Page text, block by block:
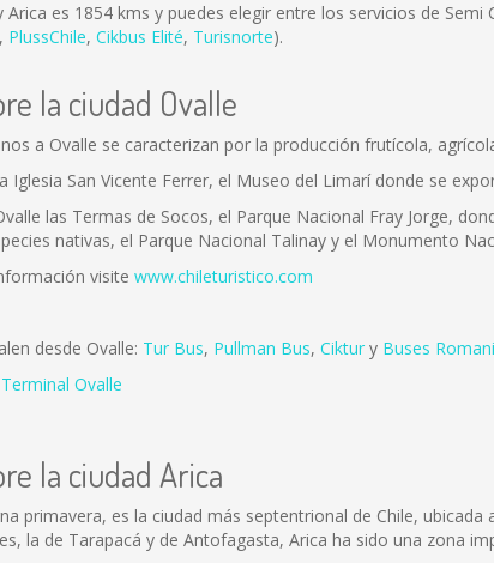
Arica es 1854 kms y puedes elegir entre los servicios de
, PlussChile, Cikbus Elité, Turisnorte).
la ciudad Ovalle
a Ovalle se caracterizan por la producción frutícola,
Iglesia San Vicente Ferrer, el Museo del Limarí donde se
las Termas de Socos, el Parque Nacional Fray Jorge,
nativas, el Parque Nacional Talinay y el Monumento
visite www.chileturistico.com
desde Ovalle: Tur Bus, Pullman Bus, Ciktur y Buses Romani
Terminal Ovalle
la ciudad Arica
primavera, es la ciudad más septentrional de Chile,
la de Tarapacá y de Antofagasta, Arica ha sido una zona